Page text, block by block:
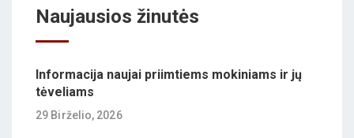
Naujausios žinutės
Informacija naujai priimtiems mokiniams ir jų
tėveliams
29 Birželio, 2026